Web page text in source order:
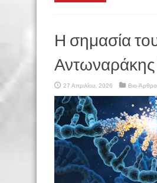
Η σημασία
Αντωναράκης
27 Απριλίου, 2026 Βιο-Άρθρα